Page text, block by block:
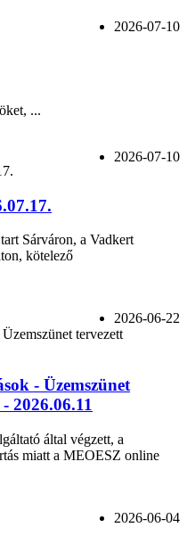
2026-07-10
...
2026-07-10
Sárváron, a Vadkert
kötelező
2026-06-22
- Üzemszünet
2026.06.11
által végzett, a
miatt a MEOESZ online
2026-06-04